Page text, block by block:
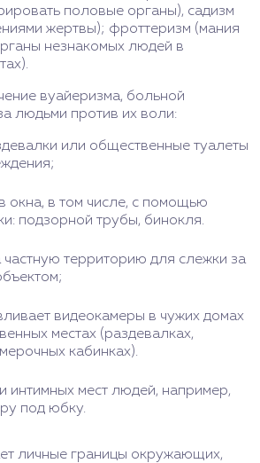
половые органы), садизм
жертвы); фроттеризм (мания
незнакомых людей в
вуайеризма, больной
людьми против их воли:
или общественные туалеты
окна, в том числе, с помощью
подзорной трубы, бинокля.
частную территорию для слежки за
видеокамеры в чужих домах
местах (раздевалках,
кабинках).
интимных мест людей, например,
под юбку.
личные границы окружающих,